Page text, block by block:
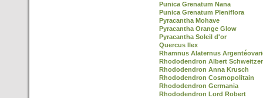
Punica Grenatum Nana
Punica Grenatum Pleniflora
Pyracantha Mohave
Pyracantha Orange Glow
Pyracantha Soleil d'or
Quercus Ilex
Rhamnus Alaternus
Rhododendron Albert Schweitzer
Rhododendron Anna Krusch
Rhododendron Cosmopolitain
Rhododendron Germania
Rhododendron Lord Robert